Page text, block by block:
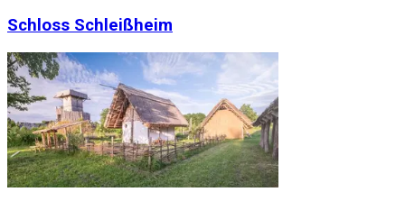
Schloss Schleißheim